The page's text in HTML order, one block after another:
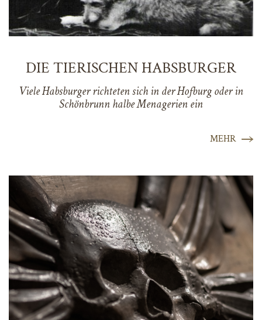
DIE TIERISCHEN HABSBURGER
Viele Habsburger richteten sich in der Hofburg oder in
Schönbrunn halbe Menagerien ein
MEHR